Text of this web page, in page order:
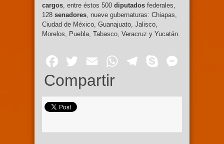
cargos, entre éstos 500 diputados federales,
128 senadores, nueve gubernaturas: Chiapas,
Ciudad de México, Guanajuato, Jalisco,
Morelos, Puebla, Tabasco, Veracruz y Yucatán.
Facebook
Twitter
EmailWhatsApp
Telegram
Skype
Compartir